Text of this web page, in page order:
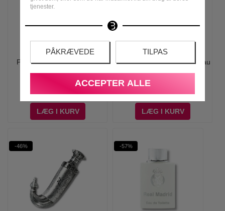
tjenester.
PÅKRÆVEDE TILPAS
ACCEPTER ALLE
Paco Rabanne - Phantom
Parfum - 100 ml
1.030,00
795,00
LÆG I KURV
Viktor & Rolf - Spicebomb Eau
de Toilette - 50 ml
695,00
374,95
LÆG I KURV
-46% -57%